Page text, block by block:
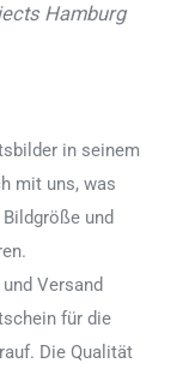
Hamburg
in seinem
mit uns, was
und
Versand
für die
Die Qualität